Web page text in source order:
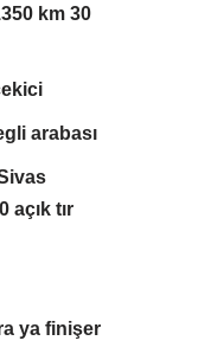
km 30
arabası
açık tır
ya finişer